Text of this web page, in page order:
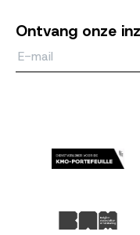
Ontvang onze